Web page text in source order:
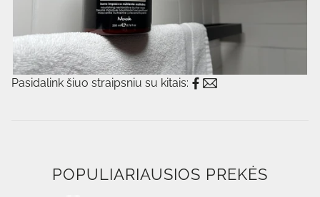
Pasidalink šiuo straipsniu su kitais:
POPULIARIAUSIOS PREKĖS